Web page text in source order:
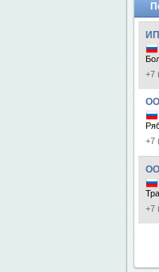
+7
+7
+7